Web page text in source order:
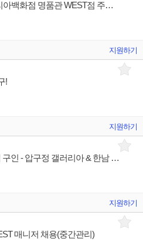
격주4일 [아크레도코리아] 갤러리아백화점 명품관 WEST점 주얼리 세일즈 구인
지원하기
!
지원하기
[나일로라 NYLORA] 세일즈 스탭 구인 - 압구정 갤러리아 & 한남 플래그쉽스토어
지원하기
매니저 채용(중간관리)